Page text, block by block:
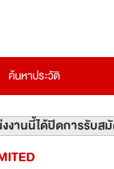
ค้นหาประวัติ
งานนี้ได้ปิดการรับส